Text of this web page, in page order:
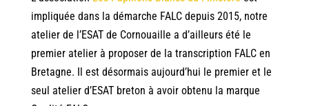
impliquée dans la démarche FALC depuis 2015, notre
atelier de l’ESAT de Cornouaille a d’ailleurs été le
premier atelier à proposer de la transcription FALC en
Bretagne. Il est désormais aujourd’hui le premier et le
seul atelier d’ESAT breton à avoir obtenu la marque